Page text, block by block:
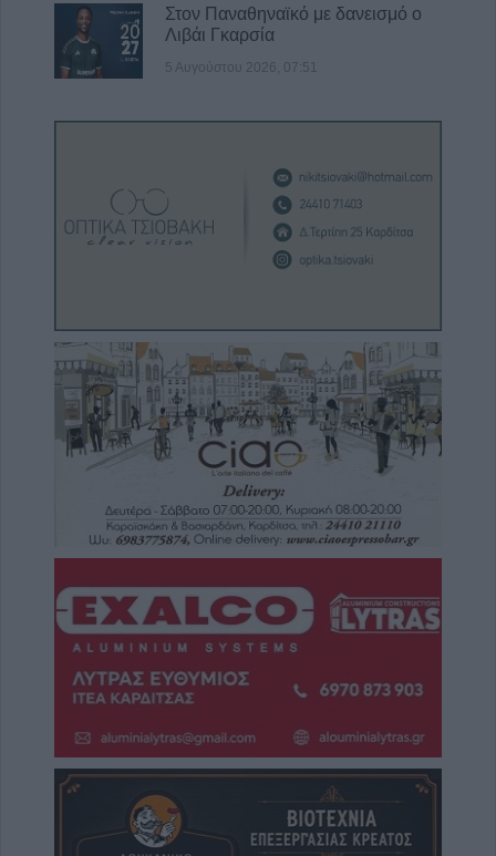
Στον Παναθηναϊκό με δανεισμό ο
Λιβάι Γκαρσία
5 Αυγούστου 2026, 07:51